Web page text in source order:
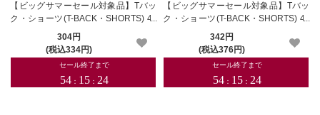
【ビッグサマーセール対象品】Tバッ
ク・ショーツ(T-BACK・SHORTS) 40
304円
(税込334円)
【ビッグサマーセール対象品】Tバッ
ク・ショーツ(T-BACK・SHORTS) 40
342円
(税込376円)